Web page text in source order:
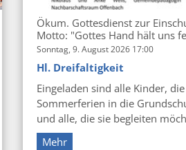
Ökum. Gottesdienst zur
Motto: "Gottes Hand hält uns
Sonntag, 9. August 2026 17:00
Hl. Dreifaltigkeit
Eingeladen sind alle Kinder,
Sommerferien in die
und alle, die sie begleiten
Mehr